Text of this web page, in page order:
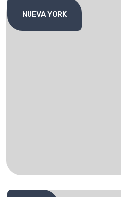
NUEVA YORK